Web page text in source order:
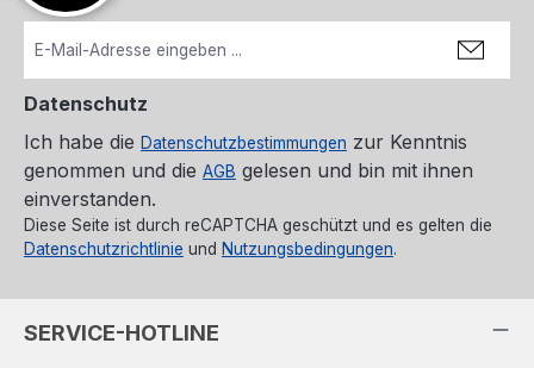
Datenschutz
Ich habe die Datenschutzbestimmungen zur Kenntnis
genommen und die AGB gelesen und bin mit ihnen
einverstanden.
Diese Seite ist durch reCAPTCHA geschützt und es gelten die
Datenschutzrichtlinie und Nutzungsbedingungen.
SERVICE-HOTLINE